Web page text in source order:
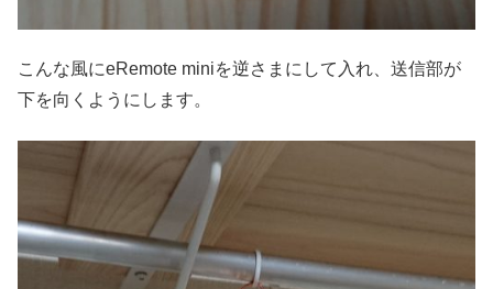
こんな風にeRemote miniを逆さまにして入れ、送信部が
下を向くようにします。